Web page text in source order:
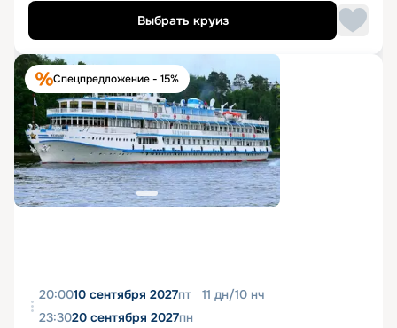
Выбрать круиз
Спецпредложение - 15%
20:0010 сентября 2027пт 11 дн/10 нч
23:3020 сентября 2027пн